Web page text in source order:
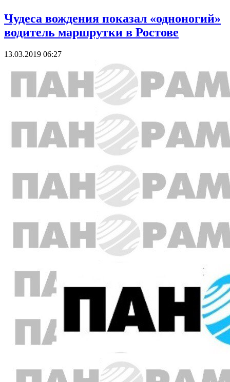
Чудеса вождения показал «одноногий»
водитель маршрутки в Ростове
13.03.2019 06:27